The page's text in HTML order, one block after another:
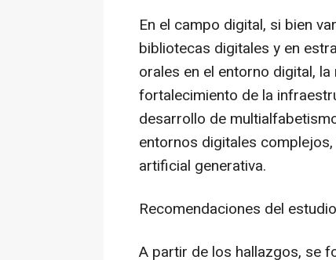
En el campo digital, si bien
bibliotecas digitales y en
orales en el entorno digital,
fortalecimiento de la
desarrollo de
entornos digitales
artificial generativa.
Recomendaciones del estudio
A partir de los hallazgos, se